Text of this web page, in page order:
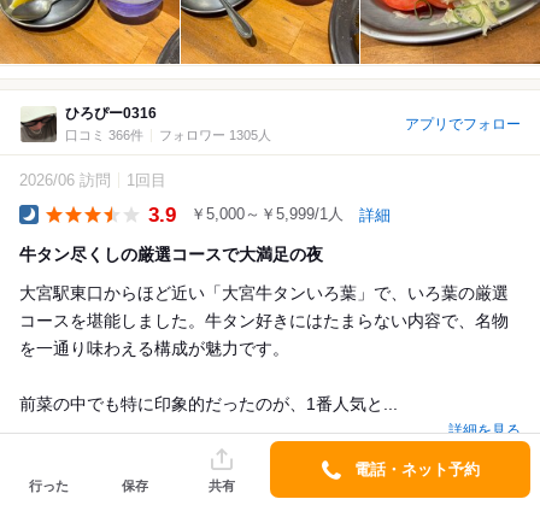
ひろぴー0316
口コミ 366件 フォロワー 1305人
アプリでフォロー
2026/06 訪問 1回目
3.9 ￥5,000～￥5,999/1人 詳細
牛タン尽くしの厳選コースで大満足の夜
大宮駅東口からほど近い「大宮牛タンいろ葉」で、いろ葉の厳選
コースを堪能しました。牛タン好きにはたまらない内容で、名物
を一通り味わえる構成が魅力です。
前菜の中でも特に印象的だったのが、1番人気と...
詳細を見る
行った 保存 共有
電話・ネット予約